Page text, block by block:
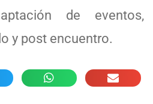
de eventos,
y post encuentro.